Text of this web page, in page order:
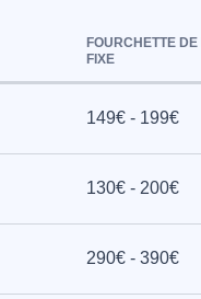
FOURCHETTE DE
FIXE
149€ - 199€
130€ - 200€
290€ - 390€